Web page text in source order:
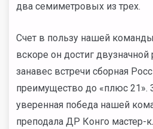
два семиметровых из трех.
Счет в пользу нашей
вскоре он достиг
занавес встречи сборная
преимущество до «плюс 21».
уверенная победа нашей
преподала ДР Конго мастер-